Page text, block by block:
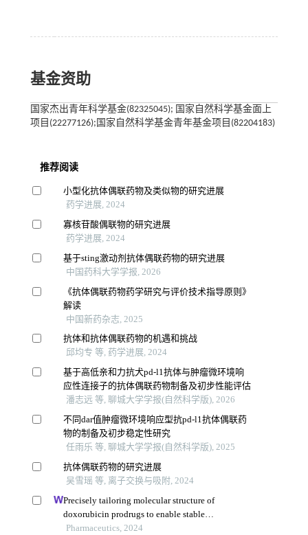
基金资助
国家杰出青年科学基金(82325045); 国家自然科学基金面上
项目(22277126);国家自然科学基金青年基金项目(82204183)